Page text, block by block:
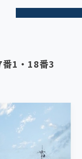
番1・18番3